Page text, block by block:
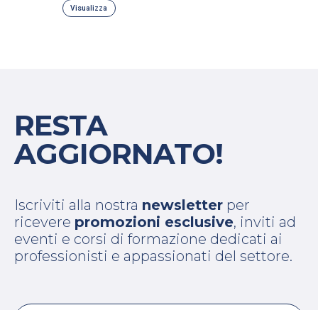
da
Visualizza
RESTA
AGGIORNATO!
Iscriviti alla nostra newsletter per
ricevere promozioni esclusive, inviti ad
eventi e corsi di formazione dedicati ai
professionisti e appassionati del settore.